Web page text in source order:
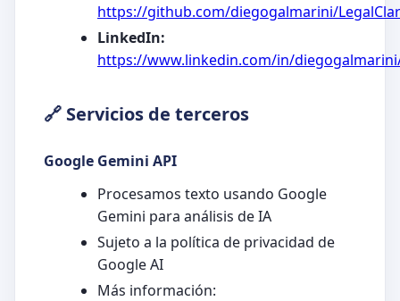
https://github.com/diegogalmarini/
LinkedIn:
https://www.linkedin.com/in/
🔗 Servicios de terceros
Google Gemini API
Procesamos texto usando Google
Gemini para análisis de IA
Sujeto a la política de privacidad de
Google AI
Más información: